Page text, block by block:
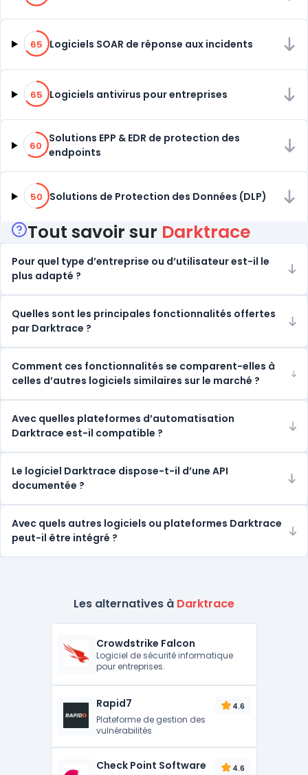
65% de compatibilité
65 Logiciels SOAR de réponse aux incidents
65% de compatibilité
65 Logiciels antivirus pour entreprises
60% de compatibilité
60
Solutions EPP & EDR de protection des
endpoints
50% de compatibilité
50 Solutions de Protection des Données (DLP)
Tout savoir sur Darktrace
Pour quel type d’entreprise ou d’utilisateur est-il le
plus adapté ?
Quelles sont les principales fonctionnalités offertes
par Darktrace ?
Comment ces fonctionnalités se comparent-elles à
celles d’autres logiciels similaires sur le marché ?
Avec quelles plateformes d’automatisation
Darktrace est-il compatible ?
Le logiciel Darktrace dispose-t-il d’une API
documentée ?
Avec quels autres logiciels ou plateformes Darktrace
peut-il être intégré ?
Les alternatives à Darktrace
Crowdstrike Falcon
Logiciel de sécurité informatique
pour entreprises.
Rapid7 4.6
Plateforme de gestion des
vulnérabilités
Check Point Software 4.6